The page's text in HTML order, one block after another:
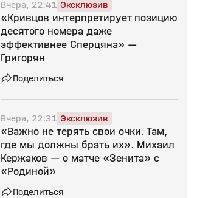
Вчера, 22:41 Эксклюзив
«Кривцов интерпретирует позицию
десятого номера даже
эффективнее Сперцяна» —
Григорян
Поделиться
Вчера, 22:31 Эксклюзив
«Важно не терять свои очки. Там,
где мы должны брать их». Михаил
Кержаков — о матче «Зенита» с
«Родиной»
Поделиться